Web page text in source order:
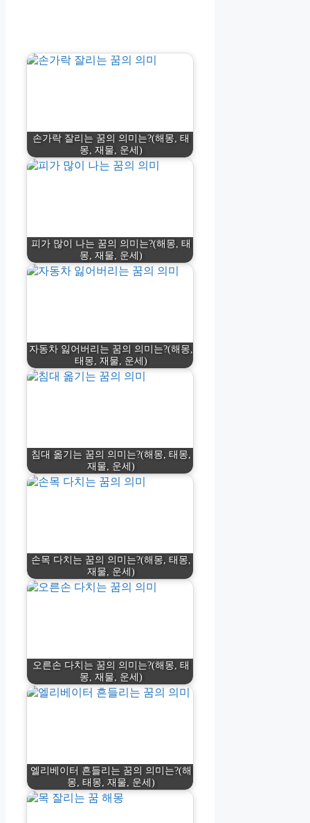
손가락 잘리는 꿈의 의미는?(해몽, 태
몽, 재물, 운세)
피가 많이 나는 꿈의 의미는?(해몽, 태
몽, 재물, 운세)
자동차 잃어버리는 꿈의 의미는?(해몽,
태몽, 재물, 운세)
침대 옮기는 꿈의 의미는?(해몽, 태몽,
재물, 운세)
손목 다치는 꿈의 의미는?(해몽, 태몽,
재물, 운세)
오른손 다치는 꿈의 의미는?(해몽, 태
몽, 재물, 운세)
엘리베이터 흔들리는 꿈의 의미는?(해
몽, 태몽, 재물, 운세)